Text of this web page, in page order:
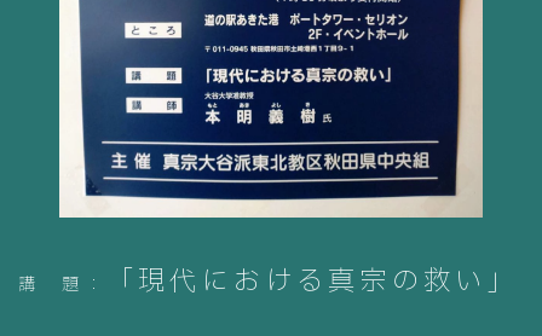
講 題： 「現代における真宗の救い」